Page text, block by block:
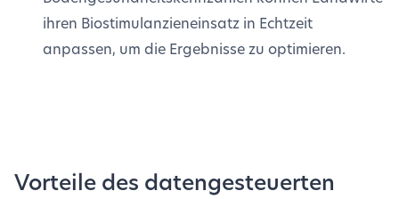
ihren Biostimulanzieneinsatz in Echtzeit
anpassen, um die Ergebnisse zu optimieren.
Vorteile des datengesteuerten